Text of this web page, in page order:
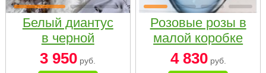
Белый диантус
в черной
коробке Small
3 950 руб.
Розовые розы в
малой коробке
4 830руб.